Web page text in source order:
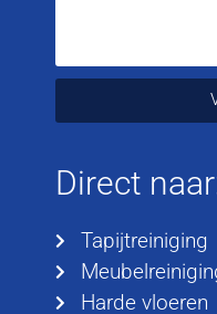
Direct
Tapijtreiniging
Harde vloeren